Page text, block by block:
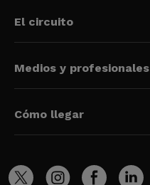
El circuito
Medios y profesionales
Cómo llegar